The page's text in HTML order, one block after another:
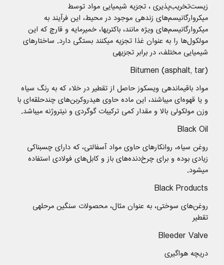
زیست‌تخریب‌پذیری ، تجزیه شیمیایی مواد توسط
میکروارگانیسم‌های زندهی موجود در محیط، این فرآیند به
میکروارگانیسم‌های ویژه مانند، باکتریها، خمیرمایه و قارچ که این
مولکول‌ها را به عنوان غذا تجزیه میکنند بستگی دارد. ساختار‌های
شیمیایی مختلف، در برابر تجزیهی
Bitumen (asphalt, tar)
مواد باقیماندهی ویسکوز حاصل از تقطیر در خلاء که به رنگ سیاه
و یا قهوه‌ای میباشند، این ماده حاوی هیدروکربن‌های چندحلقه‌ای با
وزن مولکولی بالا و مقدار کمی ترکیبات گوگردی و نیتروژنه میباشد.
Black Oil
روغن سیاه، روانکارهای حاوی مواد آسفالتی، که دارای چسبناکی
زیادی بوده و برای چرخ‌دنده‌های باز و کابل‌های فولادی استفاده
میشود.
Black Products
روغن‌های سوختی، به عنوان مثال، محصولات سنگین مرحلهی
تقطیر
Bleeder Valve
دریچه هواگیری